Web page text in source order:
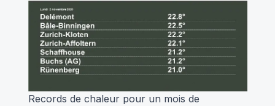
Records de chaleur pour un mois de